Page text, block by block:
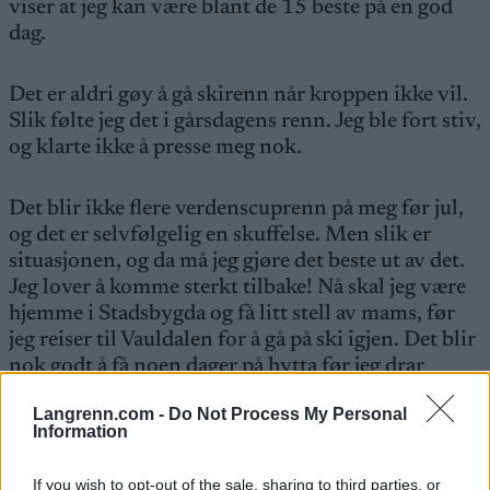
Langrenn.com - Do Not Process My Personal
Information
If you wish to opt-out of the sale, sharing to third parties, or
viser at jeg kan være blant de 15 beste på en god
dag.
Det er aldri gøy å gå skirenn når kroppen ikke vil.
Slik følte jeg det i gårsdagens renn. Jeg ble fort stiv,
og klarte ikke å presse meg nok.
Det blir ikke flere verdenscuprenn på meg før jul,
og det er selvfølgelig en skuffelse. Men slik er
situasjonen, og da må jeg gjøre det beste ut av det.
Jeg lover å komme sterkt tilbake! Nå skal jeg være
hjemme i Stadsbygda og få litt stell av mams, før
jeg reiser til Vauldalen for å gå på ski igjen. Det blir
nok godt å få noen dager på hytta før jeg drar
videre til Orsa for å gå scandinavisk cup der neste
helg.
De neste dagene skal jeg tenke igjennom hva jeg